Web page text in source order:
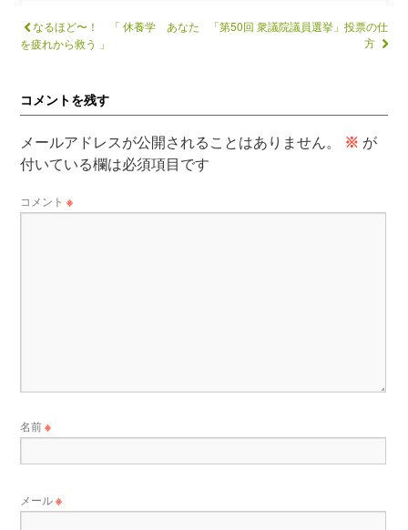
なるほど〜！ 「 休養学 あなた
を疲れから救う 」
「第50回 衆議院議員選挙」投票の仕
方
コメントを残す
メールアドレスが公開されることはありません。 ※ が
付いている欄は必須項目です
コメント※
名前※
メール※